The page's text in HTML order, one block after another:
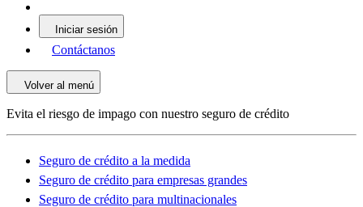
Iniciar sesión
Contáctanos
Volver al menú
Evita el riesgo de impago con nuestro seguro de crédito
Seguro de crédito a la medida
Seguro de crédito para empresas grandes
Seguro de crédito para multinacionales